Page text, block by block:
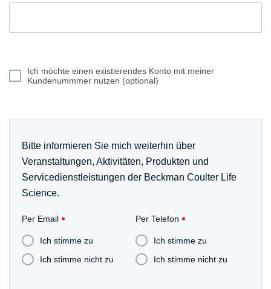
Ich möchte einen existierendes Konto mit meiner
Kundenummmer nutzen (optional)
Bitte informieren Sie mich weiterhin über
Veranstaltungen, Aktivitäten, Produkten und
Servicedienstleistungen der Beckman Coulter Life
Science.
Per Email
Ich stimme zu
Ich stimme nicht zu
Per Telefon
Ich stimme zu
Ich stimme nicht zu